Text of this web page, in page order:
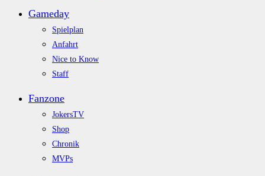
Gameday
Spielplan
Anfahrt
Nice to Know
Staff
Fanzone
JokersTV
Shop
Chronik
MVPs